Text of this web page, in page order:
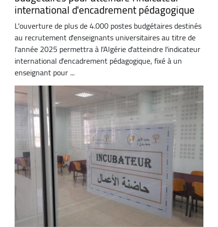
international d'encadrement pédagogique
L'ouverture de plus de 4.000 postes budgétaires destinés
au recrutement d'enseignants universitaires au titre de
l'année 2025 permettra à l'Algérie d'atteindre l'indicateur
international d'encadrement pédagogique, fixé à un
enseignant pour ...